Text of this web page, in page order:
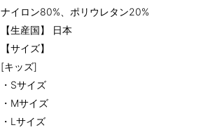
ナイロン80%、ポリウレタン20%
【生産国】 日本
【サイズ】
[キッズ]
・Sサイズ
・Mサイズ
・Lサイズ